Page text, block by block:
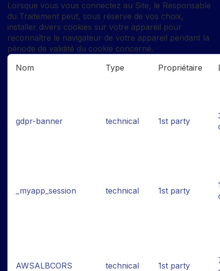
Lorsque vous vous connectez au Site, le Responsable
du Traitement peut, sous réserve de vos choix,
installer divers cookies sur votre appareil pour
reconnaître le navigateur de votre appareil pendant la
période de validité du cookie concerné.
Nom
Type Propriétaire
gdpr-banner technical 1st party
_myapp_session technical 1st party
AWSALBCORS technical 1st party